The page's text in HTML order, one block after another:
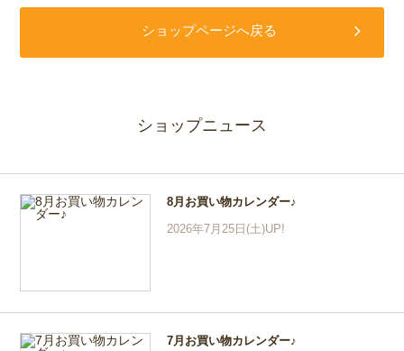
ショップページへ戻る
ショップニュース
8月お買い物カレンダー♪
2026年7月25日(土)UP!
7月お買い物カレンダー♪